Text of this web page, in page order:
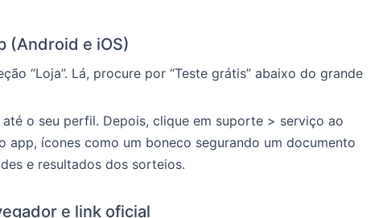
(Android e iOS)
“Loja”. Lá, procure por “Teste grátis” abaixo do grande
o seu perfil. Depois, clique em suporte > serviço ao
app, ícones como um boneco segurando um documento
e resultados dos sorteios.
e link oficial